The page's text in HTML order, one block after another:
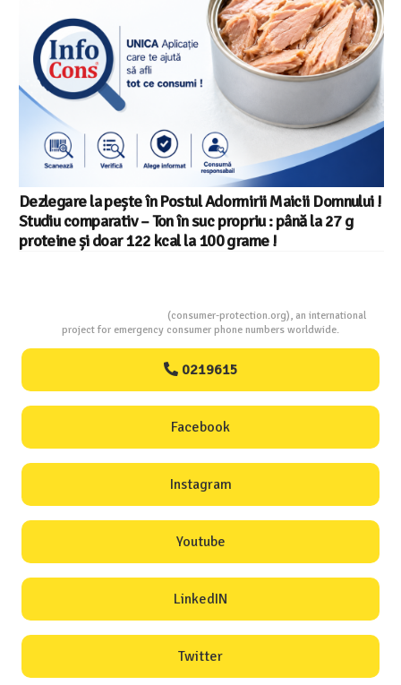
Salariul minim in Europa in 2026 – Romania pe locul 20
din 22 in UE
(consumer-protection.org), an international
project for emergency consumer phone numbers worldwide.
0219615
Facebook
Instagram
Youtube
LinkedIN
Twitter